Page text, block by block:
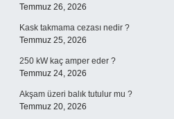
Temmuz 26, 2026
Kask takmama cezası nedir ?
Temmuz 25, 2026
250 kW kaç amper eder ?
Temmuz 24, 2026
Akşam üzeri balık tutulur mu ?
Temmuz 20, 2026